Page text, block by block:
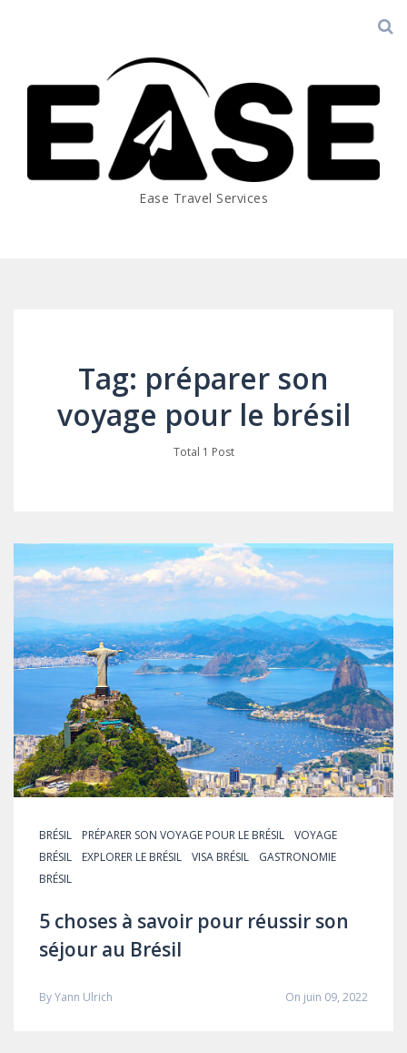
Ease Travel Services
Tag: préparer son
voyage pour le brésil
Total 1 Post
BRÉSIL PRÉPARER SON VOYAGE POUR LE BRÉSIL
VOYAGE
BRÉSIL
EXPLORER LE BRÉSIL VISA BRÉSIL
GASTRONOMIE
BRÉSIL
5 choses à savoir pour réussir son
séjour au Brésil
ByYann Ulrich On juin 09, 2022